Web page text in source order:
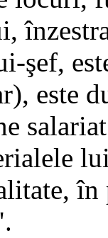
şef,
este